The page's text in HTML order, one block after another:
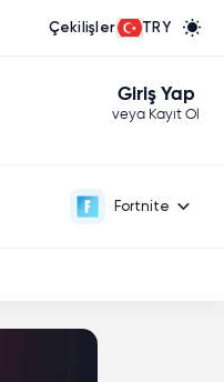
Çekilişler TRY
Giriş Yap
veya Kayıt Ol
Fortnite